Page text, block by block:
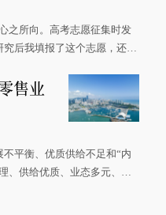
之所向。高考志愿征集时发
后我填报了这个志愿，还真
的录取通知书。
售业
平衡、优质供给不足和“内
、供给优质、业态多元、智